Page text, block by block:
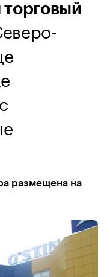
размещена на